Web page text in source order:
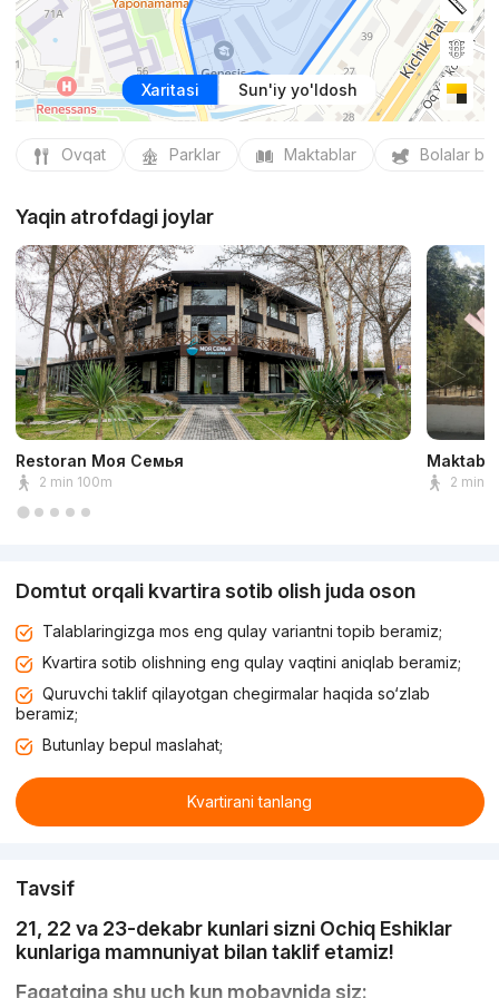
Xaritasi Sun'iy yo'ldosh
Ovqat Parklar Maktablar Bolalar
Yaqin atrofdagi joylar
Restoran Моя Семья
2 min 100m
Maktab
2 min
Domtut orqali kvartira sotib olish juda oson
Talablaringizga mos eng qulay variantni topib beramiz;
Kvartira sotib olishning eng qulay vaqtini aniqlab beramiz;
Quruvchi taklif qilayotgan chegirmalar haqida so‘zlab
beramiz;
Butunlay bepul maslahat;
Kvartirani tanlang
Tavsif
21, 22 va 23-dekabr kunlari sizni Ochiq Eshiklar
kunlariga mamnuniyat bilan taklif etamiz!
Faqatgina shu uch kun mobaynida siz: